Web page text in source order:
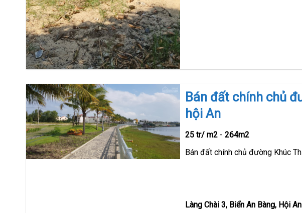
Bán đất chính chủ
hội An
25 tr/ m2 -264m2
Bán đất chính chủ đường Khúc
Làng Chài 3, Biển An Bàng, Hội An